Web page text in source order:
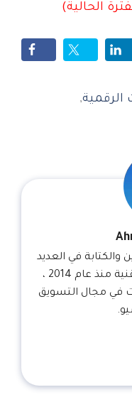
الحالية)
,
في العديد
من المجالات أشهرها مجال التقنية منذ عام 2014 ،
في مجال التسويق